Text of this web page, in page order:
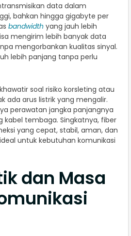
data dalam
bahkan hingga gigabyte per
bandwidth yang jauh lebih
mengirim lebih banyak data
mengorbankan kualitas sinyal.
lebih panjang tanpa perlu
soal risiko korsleting atau
ada arus listrik yang mengalir.
perawatan jangka panjangnya
kabel tembaga. Singkatnya, fiber
yang cepat, stabil, aman, dan
untuk kebutuhan komunikasi
dan Masa